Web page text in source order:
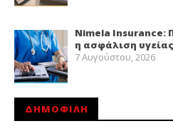
Nimela Insurance:
η ασφάλιση
7 Αυγούστου, 2026
ΔΗΜΟΦΙΛΗ